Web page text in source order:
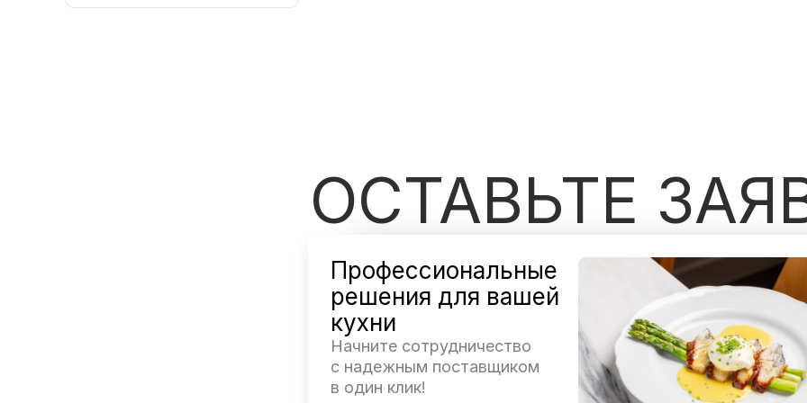
ОСТАВЬТЕ
Профессиональные
решения для вашей
кухни
Начните сотрудничество
с надежным поставщиком
в один клик!